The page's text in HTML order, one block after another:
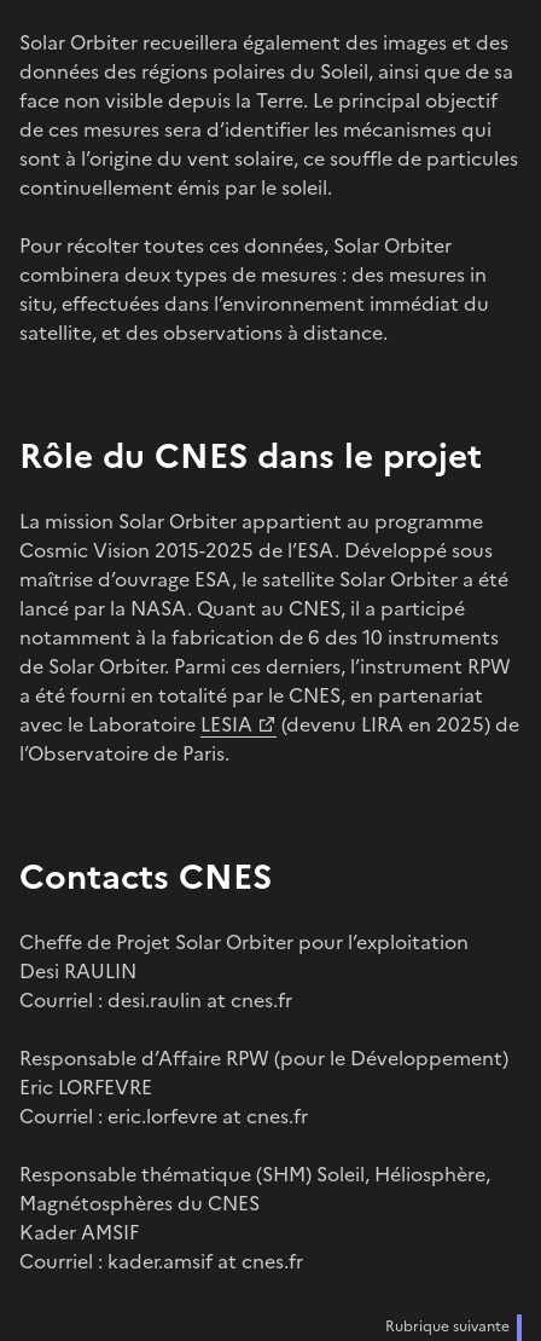
Solar Orbiter recueillera également des images et des
données des régions polaires du Soleil, ainsi que de sa
face non visible depuis la Terre. Le principal objectif
de ces mesures sera d’identifier les mécanismes qui
sont à l’origine du vent solaire, ce souffle de particules
continuellement émis par le soleil.
Pour récolter toutes ces données, Solar Orbiter
combinera deux types de mesures : des mesures in
situ, effectuées dans l’environnement immédiat du
satellite, et des observations à distance.
Rôle du CNES dans le projet
La mission Solar Orbiter appartient au programme
Cosmic Vision 2015-2025 de l’ESA. Développé sous
maîtrise d’ouvrage ESA, le satellite Solar Orbiter a été
lancé par la NASA. Quant au CNES, il a participé
notamment à la fabrication de 6 des 10 instruments
de Solar Orbiter. Parmi ces derniers, l’instrument RPW
a été fourni en totalité par le CNES, en partenariat
avec le Laboratoire LESIA
(devenu LIRA en 2025) de
l’Observatoire de Paris.
Contacts CNES
Cheffe de Projet Solar Orbiter pour l’exploitation
Desi RAULIN
Courriel : desi.raulin at cnes.fr
Responsable d’Affaire RPW (pour le Développement)
Eric LORFEVRE
Courriel : eric.lorfevre at cnes.fr
Responsable thématique (SHM) Soleil, Héliosphère,
Magnétosphères du CNES
Kader AMSIF
Courriel : kader.amsif at cnes.fr
Rubrique suivante